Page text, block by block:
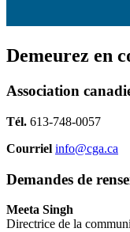
Demeurez en
Association
Tél. 613-748-0057
Courriel info@cga.ca
Demandes de
Meeta Singh
Directrice de la